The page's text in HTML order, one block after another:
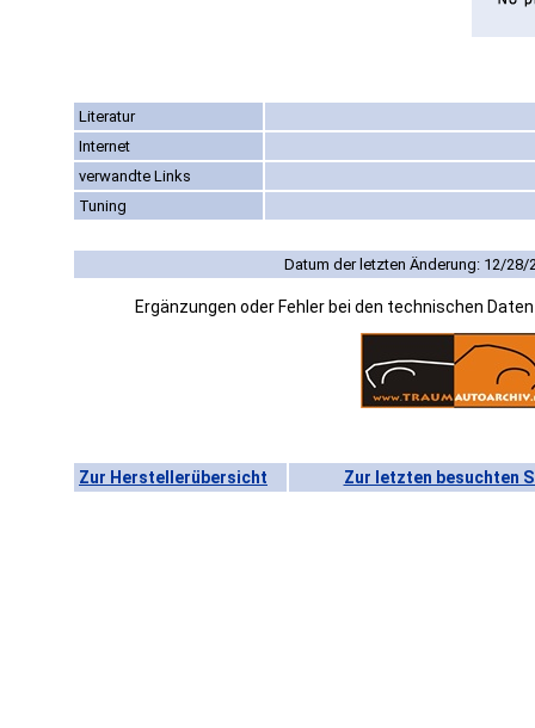
Literatur
Internet
verwandte Links
Tuning
Datum der letzten Änderung: 12/28/
Ergänzungen oder Fehler bei den technischen
Zur Herstellerübersicht Zur letzten besuchten